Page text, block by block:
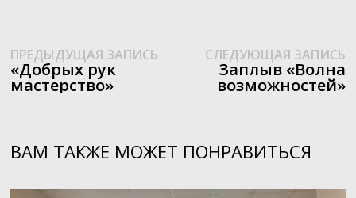
Навигация
по
ПРЕДЫДУЩАЯ ЗАПИСЬПредыдущая
«Добрых рук
мастерство»
СЛЕДУЮЩАЯ ЗАПИСЬ
Заплыв «Волна
возможностей»
ВАМ ТАКЖЕ МОЖЕТ ПОНРАВИТЬСЯ